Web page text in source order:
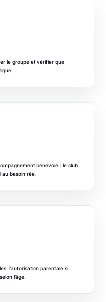
le groupe et vérifier que
bénévole : le club
au besoin réel.
l’autorisation parentale si
l’âge.